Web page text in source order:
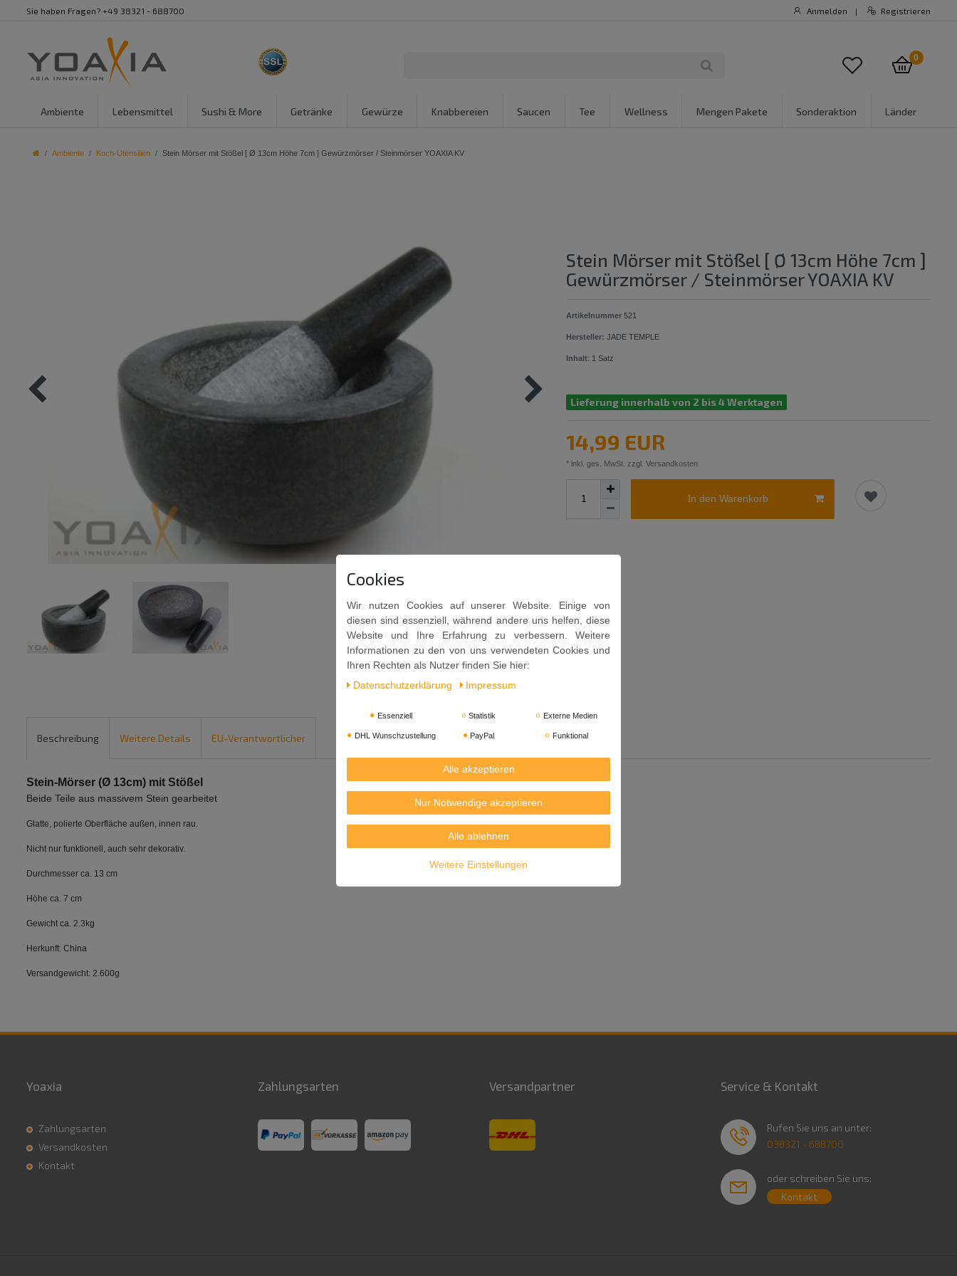
Sie haben Fragen? +49 38321 - 688700 Anmelden | Registrieren
0
Ambiente Lebensmittel Sushi & More Getränke Gewürze Knabbereien Saucen Tee Wellness Mengen Pakete Sonderaktion Länder
Ambiente Koch-Utensilien Stein Mörser mit Stößel [ Ø 13cm Höhe 7cm ] Gewürzmörser / Steinmörser YOAXIA KV
Stein Mörser mit Stößel [ Ø 13cm Höhe 7cm ]
Gewürzmörser / Steinmörser YOAXIA KV
Artikelnummer521
Hersteller: JADE TEMPLE
Inhalt: 1 Satz
Lieferung innerhalb von 2 bis 4 Werktagen
14,99 EUR
* inkl. ges. MwSt. zzgl. Versandkosten
In den Warenkorb
Beschreibung Weitere Details EU-Verantwortlicher
Stein-Mörser (Ø 13cm) mit Stößel
Beide Teile aus massivem Stein gearbeitet
Glatte, polierte Oberfläche außen, innen rau.
Nicht nur funktionell, auch sehr dekorativ.
Durchmesser ca. 13 cm
Höhe ca. 7 cm
Gewicht ca. 2.3kg
Herkunft: China
Versandgewicht: 2.600g
Yoaxia
Zahlungsarten
Versandkosten
Kontakt
Zahlungsarten Versandpartner Service & Kontakt
Rufen Sie uns an unter:
038321 - 688700
oder schreiben Sie uns:
Kontakt
Cookies
Wir nutzen Cookies auf unserer Website. Einige von
diesen sind essenziell, während andere uns helfen, diese
Website und Ihre Erfahrung zu verbessern. Weitere
Informationen zu den von uns verwendeten Cookies und
Ihren Rechten als Nutzer finden Sie hier:
Daten­schutz­erklärung
Impressum
Essenziell Statistik Externe Medien
DHL Wunschzustellung PayPal Funktional
Alle akzeptieren
Nur Notwendige akzeptieren
Alle ablehnen
Weitere Einstellungen